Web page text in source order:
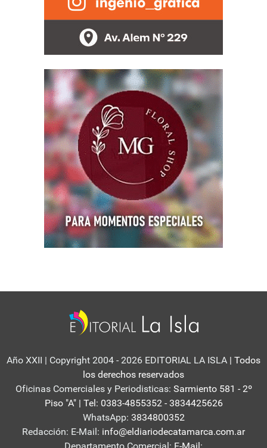
Año XXII | Copyright 2004 - 2026 EDITORIAL LA ISLA | Todos
los derechos reservados
Oficinas Comerciales y Periodisticas: Sarmiento 581 - 2º
Piso "A" | Tel: 0383-4855352 - 3834425626
WhatsApp: 3834800352
Redacción: E-Mail: info@eldiariodecatamarca.com.ar